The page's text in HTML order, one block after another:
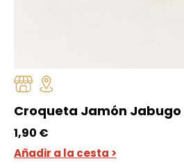
Croqueta Jamón Jabugo
1,90 €
Añadir a la cesta >